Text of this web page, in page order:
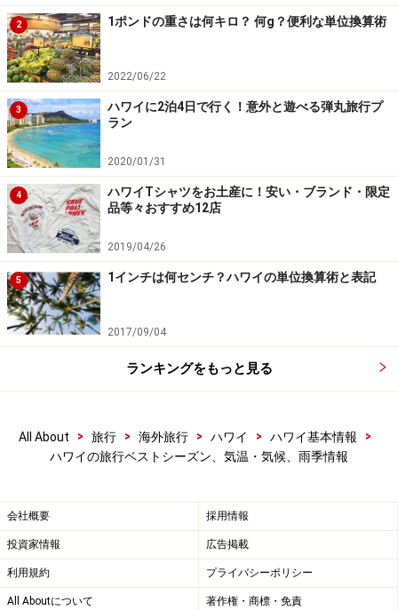
雨の少ない10月（連休除く）も比較的旅行代金がリーズ
ナブルです。
ビーチ満喫派も5月中旬～7月上旬がベスト
エメラルドグリーンの海と白い砂浜のコントラストが美しい
カイルアビーチ
日差しが強くなる夏には、海の色も一段と青く美しく見
えます。ハワイの海を思いっきり楽しみたい人は、旅行
代金が安い5月中旬～7月上旬がオススメ。雨季期になる
と気温・水温もグッと下がり、空も曇りがちになりま
す。
2 1ポンドの重さは何キロ？ 何g？便利な単位換算術
2022/06/22
3
ハワイに2泊4日で行く！意外と遊べる弾丸旅行プ
ラン
2020/01/31
4
ハワイTシャツをお土産に！安い・ブランド・限定
品等々おすすめ12店
2019/04/26
5 1インチは何センチ？ハワイの単位換算術と表記
2017/09/04
ランキングをもっと見る
All About > 旅行 > 海外旅行 > ハワイ > ハワイ基本情報
>
ハワイの旅行ベストシーズン、気温・気候、雨季情報
会社概要 採用情報
投資家情報 広告掲載
利用規約 プライバシーポリシー
All Aboutについて 著作権・商標・免責